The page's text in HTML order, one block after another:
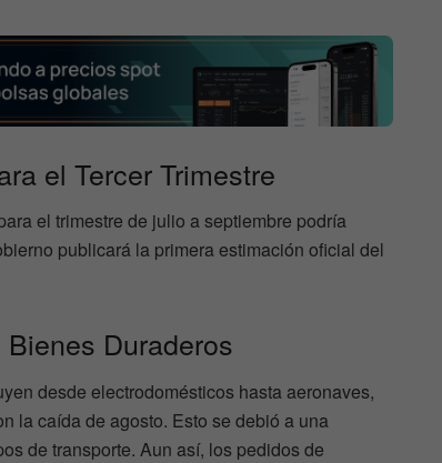
el Tercer Trimestre
el trimestre de julio a septiembre podría
publicará la primera estimación oficial del
Duraderos
desde electrodomésticos hasta aeronaves,
la caída de agosto. Esto se debió a una
de transporte. Aun así, los pedidos de